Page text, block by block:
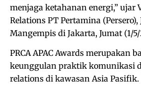
menjaga ketahanan energi,” ujar
Relations PT Pertamina (Persero),
Mangempis di Jakarta, Jumat (1/5/
PRCA APAC Awards merupakan
keunggulan praktik komunikasi
relations di kawasan Asia